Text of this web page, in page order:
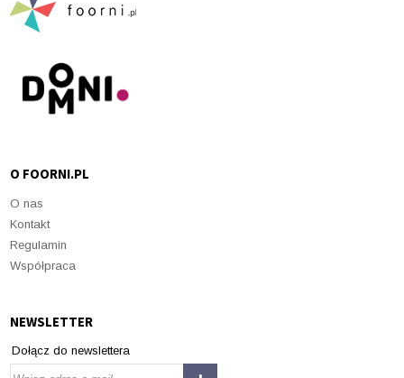
O FOORNI.PL
O nas
Kontakt
Regulamin
Współpraca
NEWSLETTER
Dołącz do newslettera